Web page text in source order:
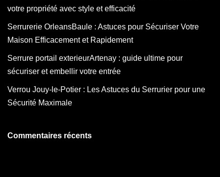
votre propriété avec style et efficacité
Serrurerie OrleansBaule : Astuces pour Sécuriser Votre
Maison Efficacement et Rapidement
Serrure portail exterieurArtenay : guide ultime pour
sécuriser et embellir votre entrée
Verrou Jouy-le-Potier : Les Astuces du Serrurier pour une
Sécurité Maximale
Commentaires récents